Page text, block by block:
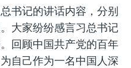
记的讲话内容，分别
大家纷纷感言习总书记
回顾中国共产党的百年
自己作为一名中国人深